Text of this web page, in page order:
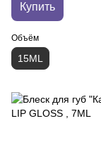
Купить
Объём
15ML